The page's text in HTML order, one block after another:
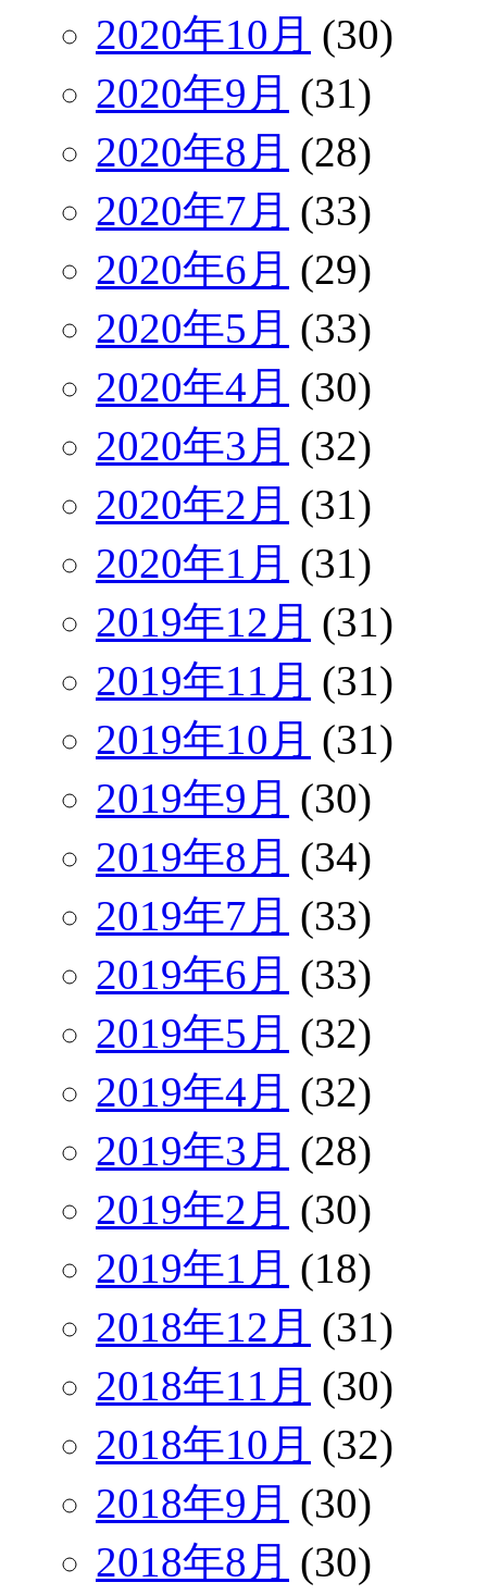
2020年10月 (30)
2020年9月 (31)
2020年8月 (28)
2020年7月 (33)
2020年6月 (29)
2020年5月 (33)
2020年4月 (30)
2020年3月 (32)
2020年2月 (31)
2020年1月 (31)
2019年12月 (31)
2019年11月 (31)
2019年10月 (31)
2019年9月 (30)
2019年8月 (34)
2019年7月 (33)
2019年6月 (33)
2019年5月 (32)
2019年4月 (32)
2019年3月 (28)
2019年2月 (30)
2019年1月 (18)
2018年12月 (31)
2018年11月 (30)
2018年10月 (32)
2018年9月 (30)
2018年8月 (30)